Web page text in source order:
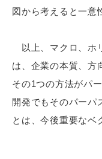
図から考えると一意
以上、マクロ、ホ
は、企業の本質、方
その1つの方法がパ
開発でもそのパーパ
とは、今後重要なベ